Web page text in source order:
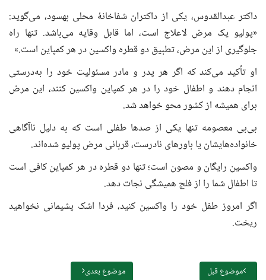
داکتر عبدالقدوس، یکی از داکتران شفاخانهٔ محلی بهسود، می‌گوید:
«پولیو یک مرض لاعلاج است، اما قابل وقایه می‌باشد. تنها راه
جلوگیری از این مرض، تطبیق دو قطره واکسین در هر کمپاین است.»
او تأکید می‌کند که اگر هر پدر و مادر مسئولیت خود را به‌درستی
انجام دهند و اطفال خود را در هر کمپاین واکسین کنند، این مرض
برای همیشه از کشور محو خواهد شد.
بی‌بی معصومه تنها یکی از صدها طفلی است که به دلیل ناآگاهی
خانواده‌هایشان یا باورهای نادرست، قربانی مرض پولیو شده‌اند.
واکسین رایگان و مصون است؛ تنها دو قطره در هر کمپاین کافی است
تا اطفال شما را از فلج همیشگی نجات دهد.
اگر امروز طفل خود را واکسین کنید، فردا اشک پشیمانی نخواهید
ریخت.
موضوع قبل موضوع بعدی